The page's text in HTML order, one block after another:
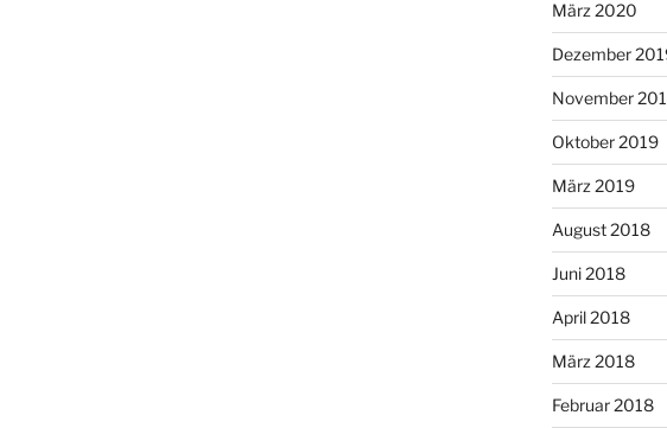
März 2020
Dezember
November
Oktober 2019
März 2019
August 2018
Juni 2018
April 2018
März 2018
Februar 2018